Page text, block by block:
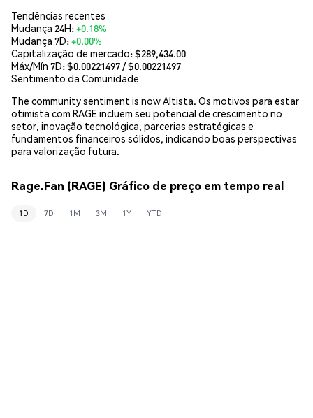
Tendências recentes
Mudança 24H:+0.18%
Mudança 7D:+0.00%
Capitalização de mercado:$289,434.00
Máx/Mín 7D: $0.00221497/ $0.00221497
Sentimento da Comunidade
The community sentiment is now Altista. Os motivos para estar
otimista com RAGE incluem seu potencial de crescimento no
setor, inovação tecnológica, parcerias estratégicas e
fundamentos financeiros sólidos, indicando boas perspectivas
para valorização futura.
Rage.Fan (RAGE) Gráfico de preço em tempo real
1D 7D 1M 3M 1Y YTD